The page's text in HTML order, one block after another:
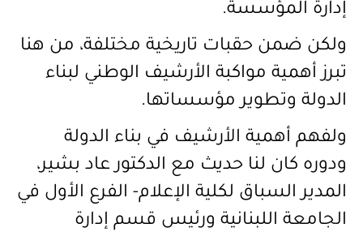
إدارة المؤسسة.
ولكن ضمن حقبات تاريخية مختلفة، من هنا
تبرز أهمية مواكبة الأرشيف الوطني لبناء
الدولة وتطوير مؤسساتها.
ولفهم أهمية الأرشيف في بناء الدولة
ودوره كان لنا حديث مع الدكتور عاد بشير،
المدير السباق لكلية الإعلام- الفرع الأول في
الجامعة اللبنانية ورئيس قسم إدارة